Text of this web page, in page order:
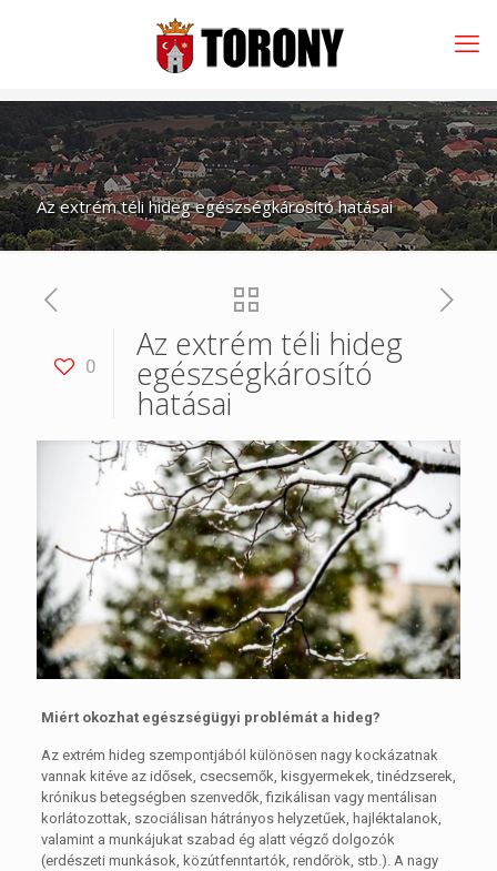
Az extrém téli hideg egészségkárosító hatásai
0
Az extrém téli hideg
egészségkárosító
hatásai
Miért okozhat egészségügyi problémát a hideg?
Az extrém hideg szempontjából különösen nagy kockázatnak
vannak kitéve az idősek, csecsemők, kisgyermekek, tinédzserek,
krónikus betegségben szenvedők, fizikálisan vagy mentálisan
korlátozottak, szociálisan hátrányos helyzetűek, hajléktalanok,
valamint a munkájukat szabad ég alatt végző dolgozók
(erdészeti munkások, közútfenntartók, rendőrök, stb.). A nagy